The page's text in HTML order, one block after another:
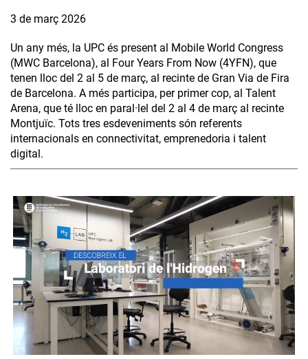
3 de març 2026
Un any més, la UPC és present al Mobile World Congress
(MWC Barcelona), al Four Years From Now (4YFN), que
tenen lloc del 2 al 5 de març, al recinte de Gran Via de Fira
de Barcelona. A més participa, per primer cop, al Talent
Arena, que té lloc en paral·lel del 2 al 4 de març al recinte
Montjuïc. Tots tres esdeveniments són referents
internacionals en connectivitat, emprenedoria i talent
digital.